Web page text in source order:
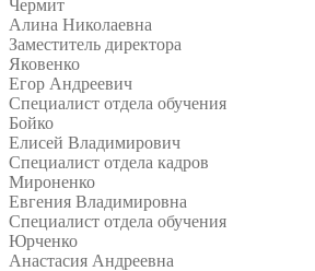
Чермит
Алина Николаевна
Заместитель директора
Яковенко
Егор Андреевич
Специалист отдела обучения
Бойко
Елисей Владимирович
Специалист отдела кадров
Мироненко
Евгения Владимировна
Специалист отдела обучения
Юрченко
Анастасия Андреевна